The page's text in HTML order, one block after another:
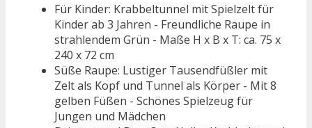
Für Kinder: Krabbeltunnel mit Spielzelt für
Kinder ab 3 Jahren - Freundliche Raupe in
strahlendem Grün - Maße H x B x T: ca. 75 x
240 x 72 cm
Süße Raupe: Lustiger Tausendfüßler mit
Zelt als Kopf und Tunnel als Körper - Mit 8
gelben Füßen - Schönes Spielzeug für
Jungen und Mädchen